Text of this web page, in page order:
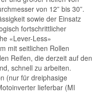
von 12” bis 30”.
sowie der Einsatz
fortschrittlicher
«Lever-Less»
mit seitlichen Rollen
Reifen, die derzeit auf den
schnell zu arbeiten.
(nur für dreiphasige
lieferbar (MI